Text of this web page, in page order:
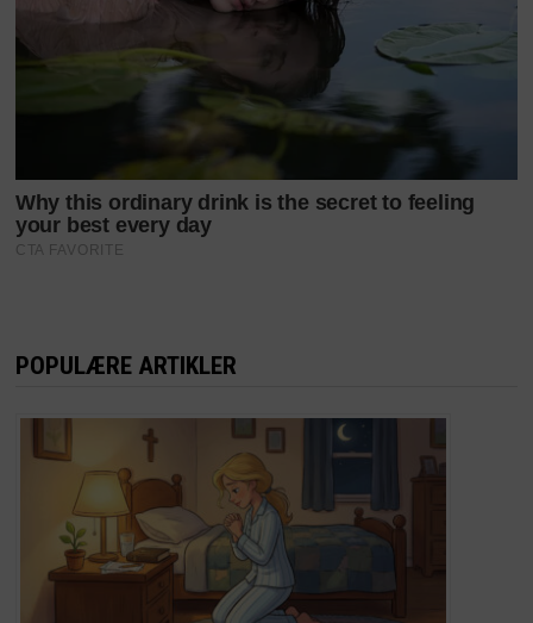
POPULÆRE ARTIKLER